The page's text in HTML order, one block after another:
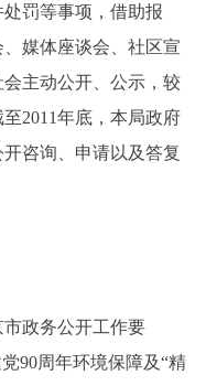
视频北京
罚等事项，借助报
媒体座谈会、社区宣
主动公开、公示，较
2011年底，本局政府
咨询、申请以及答复
政务公开工作要
90周年环境保障及“精